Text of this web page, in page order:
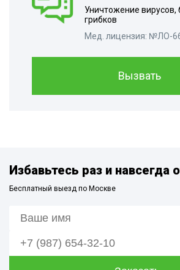
Уничтожение вирусов,
грибков
Мед. лицензия: №ЛО-
Вызвать
Избавьтесь раз и навсегда
Бесплатный выезд по Москве